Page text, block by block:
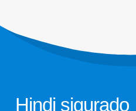
Hindi sigurado
Pagmamanman ng Gas ng Pang -